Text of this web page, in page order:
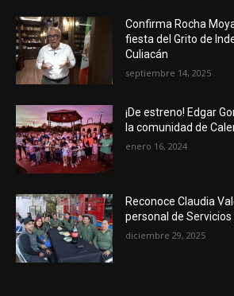
Confirma Rocha
fiesta del Grito de
Culiacán
septiembre 14, 2025
¡De estreno! Edgar
la comunidad de
enero 16, 2024
Reconoce Claudia
personal de Servicios
diciembre 29, 2025